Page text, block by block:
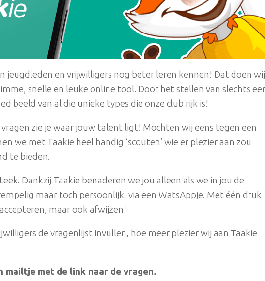
jeugdleden en vrijwilligers nog beter leren kennen! Dat doen wij
snelle en leuke online tool. Door het stellen van slechts
beeld van al die unieke types die onze club rijk is!
zie je waar jouw talent ligt! Mochten wij eens tegen een
we met Taakie heel handig ‘scouten’ wie er plezier aan zou
te bieden.
Dankzij Taakie benaderen we jou alleen als we in jou de
maar toch persoonlijk, via een WatsAppje. Met één druk
maar ook afwijzen!
de vragenlijst invullen, hoe meer plezier wij aan Taakie
mailtje met de link naar de vragen.